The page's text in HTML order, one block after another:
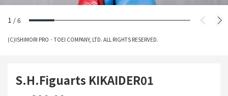
1 /6
(C)ISHIMORI PRO．TOEI COMPANY, LTD. ALL RIGHTS RESERVED.
S.H.Figuarts KIKAIDER01